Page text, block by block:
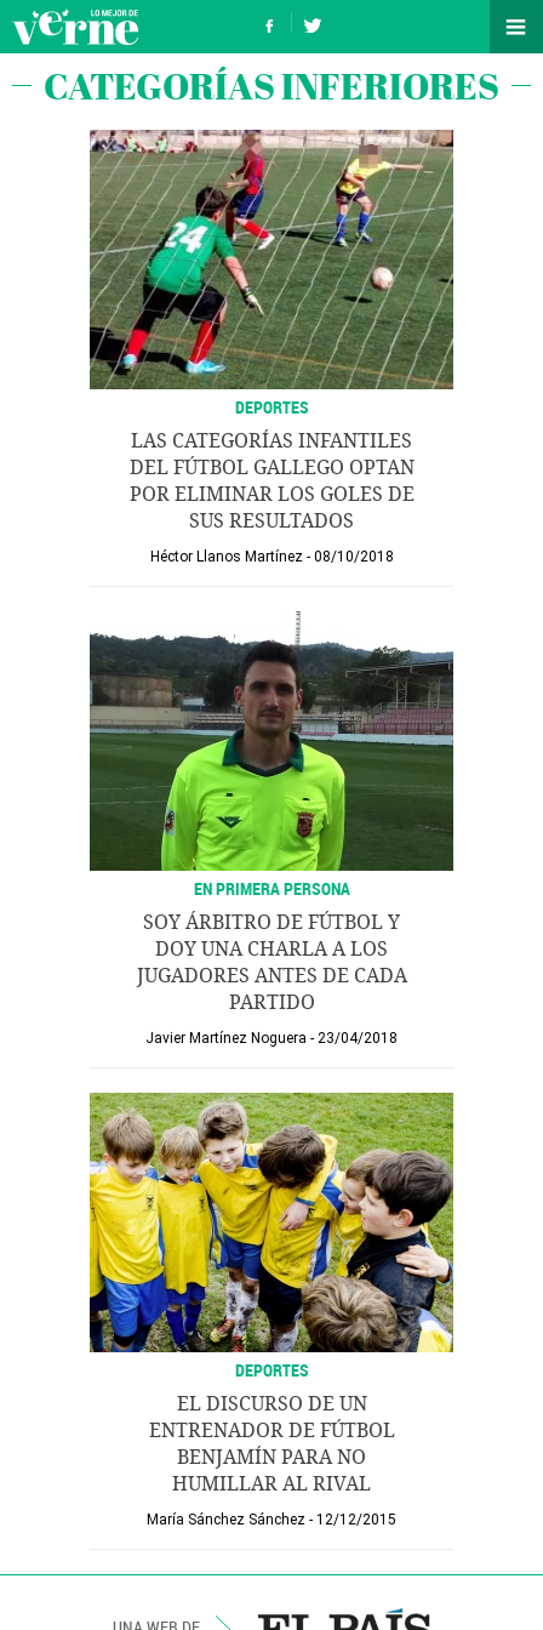
CATEGORÍAS INFERIORES
DEPORTES
LAS CATEGORÍAS INFANTILES
DEL FÚTBOL GALLEGO OPTAN
POR ELIMINAR LOS GOLES DE
SUS RESULTADOS
Héctor Llanos Martínez 08/10/2018
EN PRIMERA PERSONA
SOY ÁRBITRO DE FÚTBOL Y
DOY UNA CHARLA A LOS
JUGADORES ANTES DE CADA
PARTIDO
Javier Martínez Noguera 23/04/2018
DEPORTES
EL DISCURSO DE UN
ENTRENADOR DE FÚTBOL
BENJAMÍN PARA NO
HUMILLAR AL RIVAL
María Sánchez Sánchez 12/12/2015